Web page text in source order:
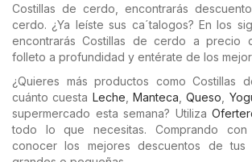
Costillas de cerdo, encontrarás
cerdo. ¿Ya leíste sus ca´talogos? En los
encontrarás Costillas de cerdo a precio
folleto a profundidad y entérate de los
¿Quieres más productos como Costillas
cuánto cuesta Leche ,Manteca ,Queso
supermercado esta semana? Utiliza
todo lo que necesitas. Comprando con
conocer los mejores descuentos de tus